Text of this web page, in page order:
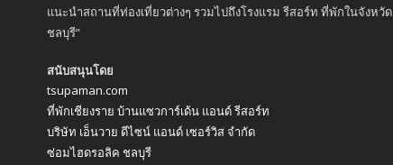
แนะนำสถานที่ท่องเที่ยวต่างๆ รวมไปถึงโรงแรม รีสอร์ท ที่พักในจังหวัด
ชลบุรี”
สนับสนุนโดย
tsupaman.com
ที่พักเชียงราย บ้านแซวการ์เด้น แอนด์ รีสอร์ท
บริษัท เอ็นวาย ดีไซน์ แอนด์ เซอร์วิส จำกัด
ซ่อมไฮดรอลิค ชลบุรี